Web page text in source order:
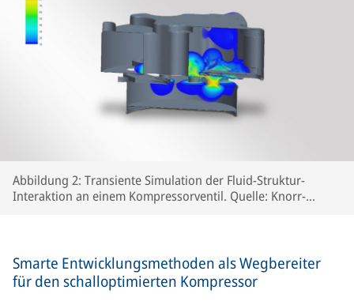
Abbildung 2: Transiente Simulation der Fluid-Struktur-
Interaktion an einem Kompressorventil. Quelle: Knorr-
Smarte Entwicklungsmethoden als Wegbereiter
für den schalloptimierten Kompressor